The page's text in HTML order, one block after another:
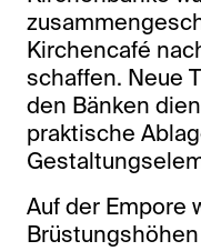
Kirchencafé
schaffen. Neue
den Bänken
praktische
Auf der Empore